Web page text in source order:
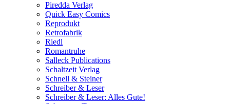
Piredda Verlag
Quick Easy Comics
Reprodukt
Retrofabrik
Riedl
Romantruhe
Salleck Publications
Schaltzeit Verlag
Schnell & Steiner
Schreiber & Leser
Schreiber & Leser: Alles Gute!